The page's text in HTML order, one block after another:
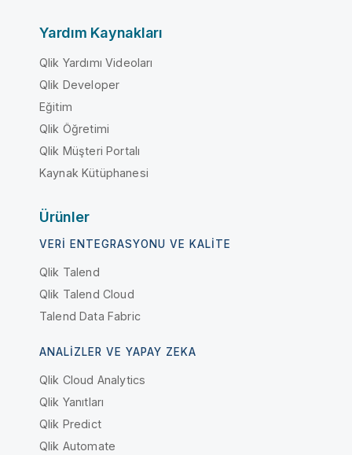
Yardım Kaynakları
Qlik Yardımı Videoları
Qlik Developer
Eğitim
Qlik Öğretimi
Qlik Müşteri Portalı
Kaynak Kütüphanesi
Ürünler
VERI ENTEGRASYONU VE KALITE
Qlik Talend
Qlik Talend Cloud
Talend Data Fabric
ANALIZLER VE YAPAY ZEKA
Qlik Cloud Analytics
Qlik Yanıtları
Qlik Predict
Qlik Automate